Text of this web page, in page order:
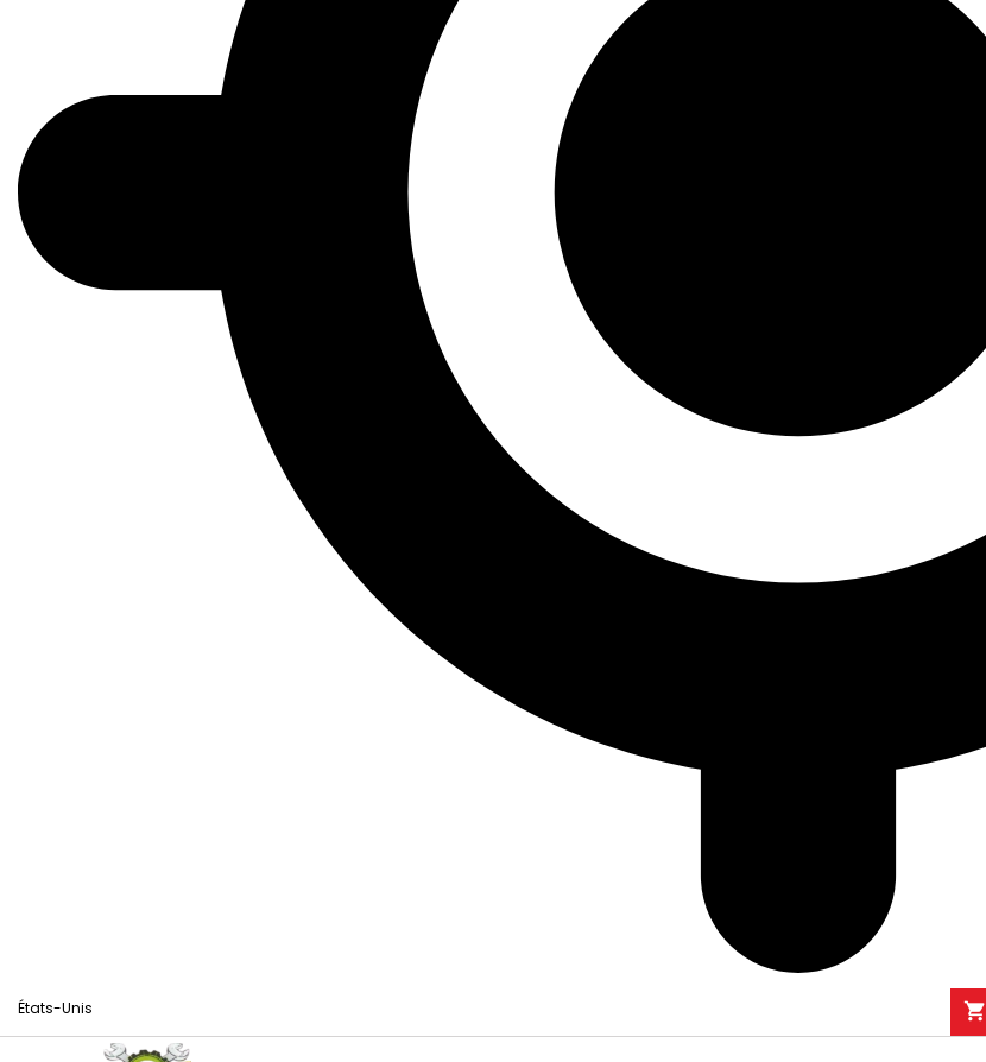
États-Unis shopping_cart